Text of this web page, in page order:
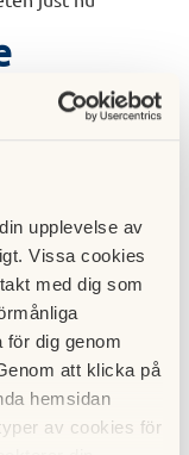
upplevelse av
Vissa cookies
med dig som
för dig genom
att klicka på
hemsidan
av cookies för